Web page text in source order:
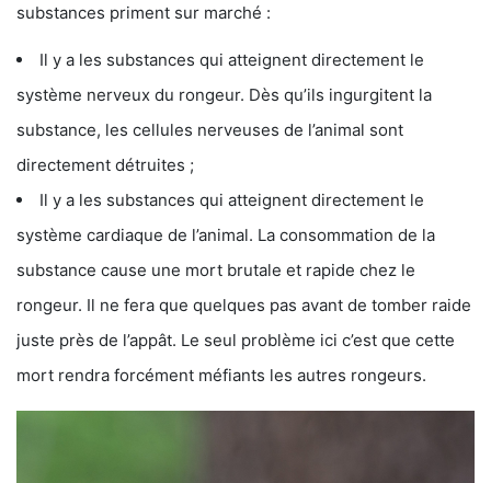
substances priment sur marché :
Il y a les substances qui atteignent directement le
système nerveux du rongeur. Dès qu’ils ingurgitent la
substance, les cellules nerveuses de l’animal sont
directement détruites ;
Il y a les substances qui atteignent directement le
système cardiaque de l’animal. La consommation de la
substance cause une mort brutale et rapide chez le
rongeur. Il ne fera que quelques pas avant de tomber raide
juste près de l’appât. Le seul problème ici c’est que cette
mort rendra forcément méfiants les autres rongeurs.